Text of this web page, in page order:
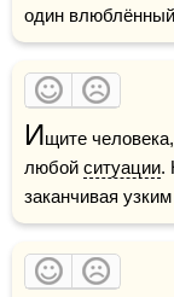
один
Ищите
любой ситуации.
заканчивая